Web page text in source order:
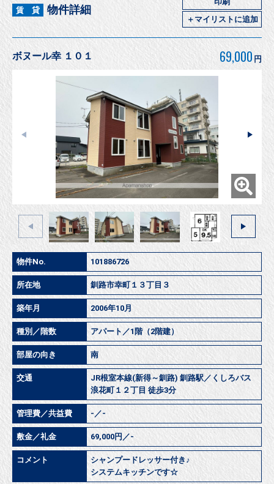
賃 貸 物件詳細
＋マイリストに追加
ボヌール幸 １０１ 69,000 円
物件No. 101886726
所在地 釧路市幸町１３丁目３
築年月 2006年10月
種別／階数 アパート／1階（2階建）
部屋の向き 南
交通
JR根室本線(新得～釧路) 釧路駅／くしろバス
浪花町１２丁目 徒歩3分
管理費／共益費 -／-
敷金／礼金 69,000円／-
コメント
シャンプードレッサー付き♪
システムキッチンです☆